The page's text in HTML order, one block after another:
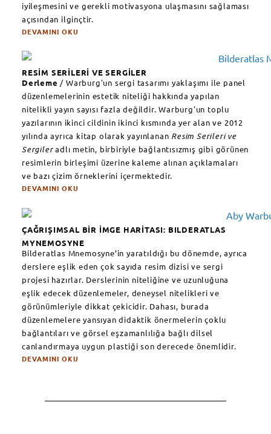
iyileşmesini ve gerekli motivasyona ulaşmasını sağlaması
açısından ilginçtir.
DEVAMINI OKU
RESİM SERİLERİ VE SERGİLER
Derleme/ Warburg'un sergi tasarımı yaklaşımı ile panel
düzenlemelerinin estetik niteliği hakkında yapılan
nitelikli yayın sayısı fazla değildir. Warburg'un toplu
yazılarının ikinci cildinin ikinci kısmında yer alan ve 2012
yılındaayrıca kitap olarak yayınlanan Resim Serileri ve
Sergileradlı metin, birbiriyle bağlantısızmış gibi görünen
resimlerin birleşimi üzerine kaleme alınan açıklamaları
ve bazı çizim örneklerini içermektedir.
DEVAMINI OKU
ÇAĞRIŞIMSAL BİR İMGE HARİTASI: BILDERATLAS
MYNEMOSYNE
Bilderatlas Mnemosyne’in yaratıldığı bu dönemde, ayrıca
derslere eşlik eden çok sayıda resim dizisi ve sergi
projesi hazırlar. Derslerinin niteliğine ve uzunluğuna
eşlik edecek düzenlemeler, deneysel nitelikleri ve
görünümleriyle dikkat çekicidir. Dahası, burada
düzenlemelere yansıyan didaktik önermelerin çoklu
bağlantıları ve görsel eşzamanlılığa bağlı dilsel
canlandırmaya uygun plastiği son derecede önemlidir.
DEVAMINI OKU